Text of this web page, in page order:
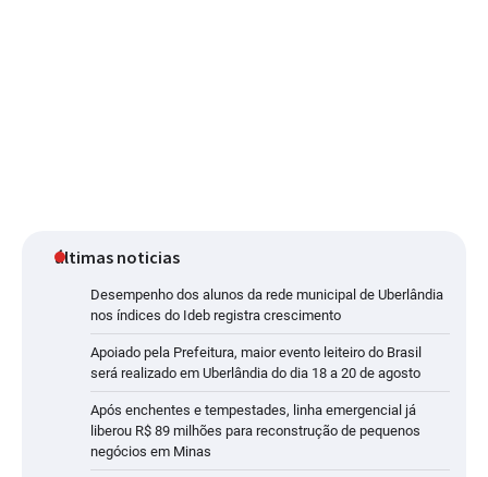
últimas noticias
Desempenho dos alunos da rede municipal de Uberlândia
nos índices do Ideb registra crescimento
Apoiado pela Prefeitura, maior evento leiteiro do Brasil
será realizado em Uberlândia do dia 18 a 20 de agosto
Após enchentes e tempestades, linha emergencial já
liberou R$ 89 milhões para reconstrução de pequenos
negócios em Minas